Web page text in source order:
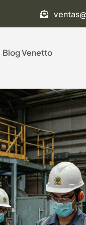
Blog Venetto